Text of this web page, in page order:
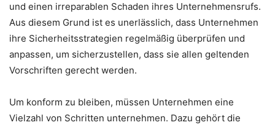
und einen irreparablen Schaden ihres Unternehmensrufs.
Aus diesem Grund ist es unerlässlich, dass Unternehmen
ihre Sicherheitsstrategien regelmäßig überprüfen und
anpassen, um sicherzustellen, dass sie allen geltenden
Vorschriften gerecht werden.
Um konform zu bleiben, müssen Unternehmen eine
Vielzahl von Schritten unternehmen. Dazu gehört die